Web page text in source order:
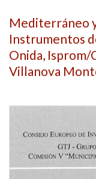
Mediterráneo
Instrumentos
Onida, Isprom/
Villanova